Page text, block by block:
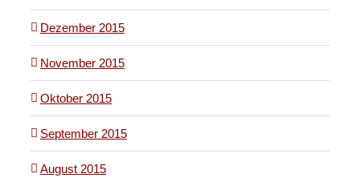
Dezember 2015
November 2015
Oktober 2015
September 2015
August 2015